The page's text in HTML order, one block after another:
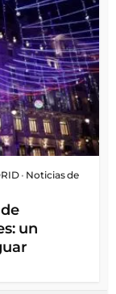
• Noticias de
un